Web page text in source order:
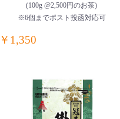
(100g @2,500円のお茶)
※6個までポスト投函対応可
￥1,350